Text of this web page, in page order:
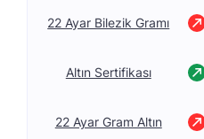
22 Ayar Bilezik Gramı
Altın Sertifikası
22 Ayar Gram Altın